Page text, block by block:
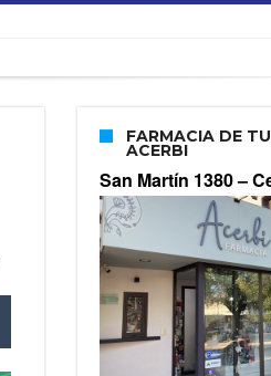
FARMACIA DE
ACERBI
San Martín 1380 –